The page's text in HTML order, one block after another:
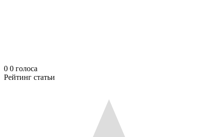
0 0 голоса
Рейтинг статьи